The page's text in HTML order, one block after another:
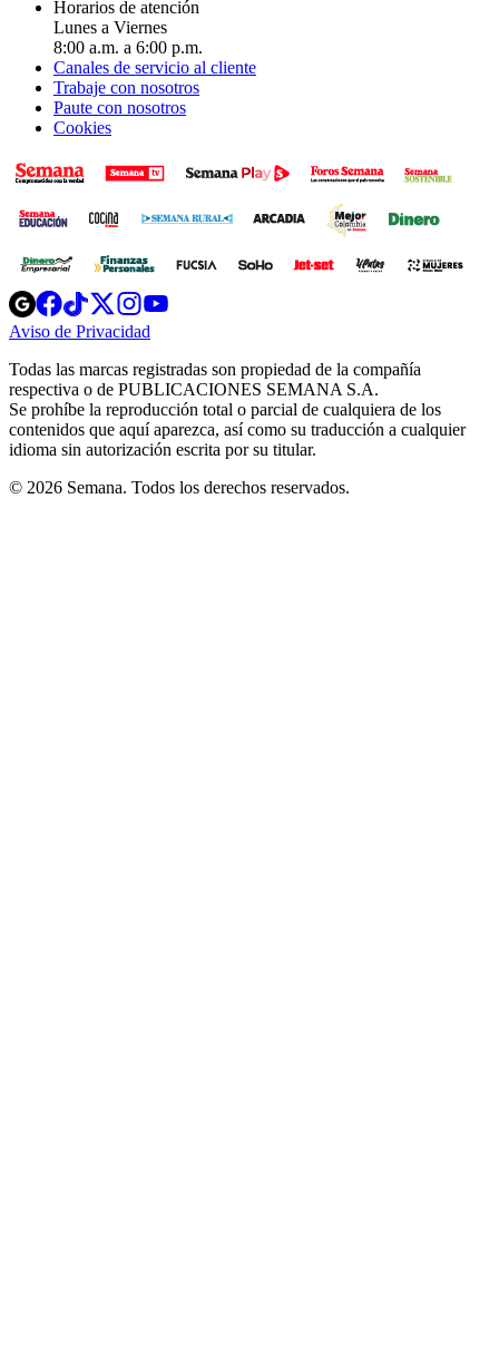
Horarios de atención
Lunes a Viernes
8:00 a.m. a 6:00 p.m.
Canales de servicio al cliente
Trabaje con nosotros
Paute con nosotros
Cookies
Opens
in
new
Opens
in
new
Opens
in
new
window
Opens
new
windowwindow
Aviso de Privacidad
new
window
Todas las marcas registradas son propiedad de la compañía
respectiva o de PUBLICACIONES SEMANA S.A.
Se prohíbe la reproducción total o parcial de cualquiera de los
contenidos que aquí aparezca, así como su traducción a cualquier
idioma sin autorización escrita por su titular.
© 2026 Semana. Todos los derechos reservados.